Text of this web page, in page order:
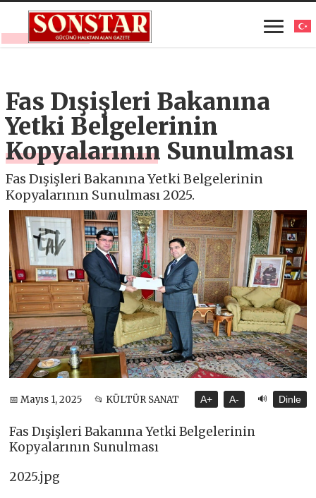
Fas Dışişleri Bakanına
Yetki Belgelerinin
Kopyalarının Sunulması
Fas Dışişleri Bakanına Yetki Belgelerinin
Kopyalarının Sunulması 2025.
📅 Mayıs 1, 2025 📂 KÜLTÜR SANAT A+ A- 🔊 Dinle
Fas Dışişleri Bakanına Yetki Belgelerinin
Kopyalarının Sunulması
2025.jpg